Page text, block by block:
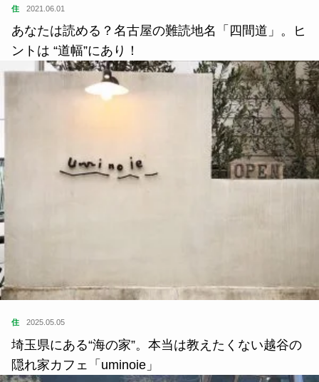
住 2021.06.01
あなたは読める？名古屋の難読地名「四間道」。ヒ
ントは “道幅”にあり！
住 2025.05.05
埼玉県にある“海の家”。本当は教えたくない越谷の
隠れ家カフェ「uminoie」